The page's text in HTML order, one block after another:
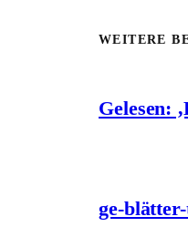
WEITERE
Gelesen:
ge-